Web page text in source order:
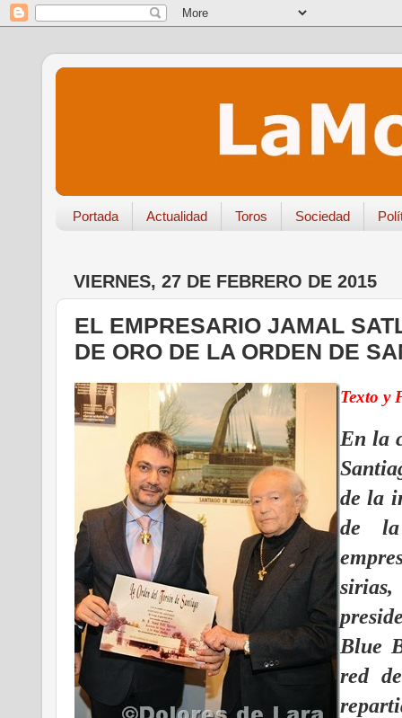
Portada Actualidad Toros Sociedad
VIERNES, 27 DE FEBRERO DE 2015
EL EMPRESARIO JAMAL
DE ORO DE LA ORDEN DE
Texto y
En la
de la
de
Blue
red